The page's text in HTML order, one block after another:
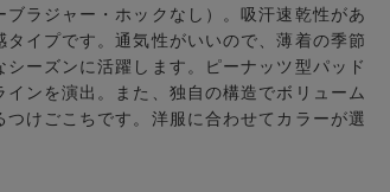
ラジャー・ホックなし）。吸汗速乾性があ
イプです。通気性がいいので、薄着の季節
ーズンに活躍します。ピーナッツ型パッド
ンを演出。また、独自の構造でボリューム
けごこちです。洋服に合わせてカラーが選